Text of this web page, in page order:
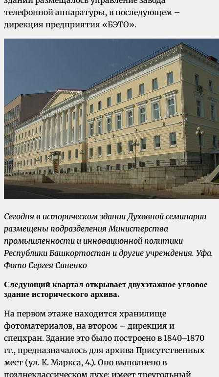
телефонной аппаратуры, в последующем –
дирекция предприятия «БЭТО».
Сегодня в историческом здании Духовной семинарии
размещены подразделения Министерства
промышленности и инновационной политики
Республики Башкортостан и другие учреждения. Уфа.
Фото Сергея Синенко
Следующий квартал открывает двухэтажное угловое
здание исторического архива.
На первом этаже находится хранилище
фотоматериалов, на втором – дирекция и
спецхран. Здание это было построено в 1840–1870
гг., предназначалось для архива Присутственных
мест (ул. К. Маркса, 4.). Оно выполнено в
позднеклассическом духе: имеет треугольный